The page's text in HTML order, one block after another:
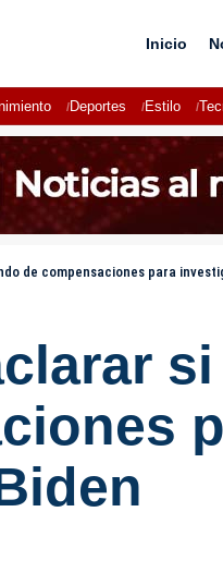
Inicio
Deportes Estilo
de compensaciones para